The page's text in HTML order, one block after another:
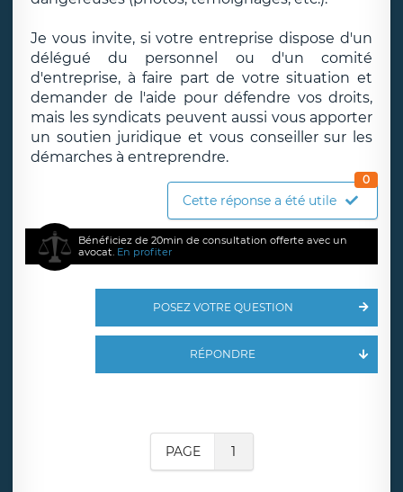
Je vous invite, si votre entreprise dispose d'un
délégué du personnel ou d'un comité
d'entreprise, à faire part de votre situation et
demander de l'aide pour défendre vos droits,
mais les syndicats peuvent aussi vous apporter
un soutien juridique et vous conseiller sur les
démarches à entreprendre.
Cette réponse a été utile
0
Bénéficiez de 20min de consultation offerte avec un
avocat. En profiter
POSEZ VOTRE QUESTION
RÉPONDRE
PAGE 1